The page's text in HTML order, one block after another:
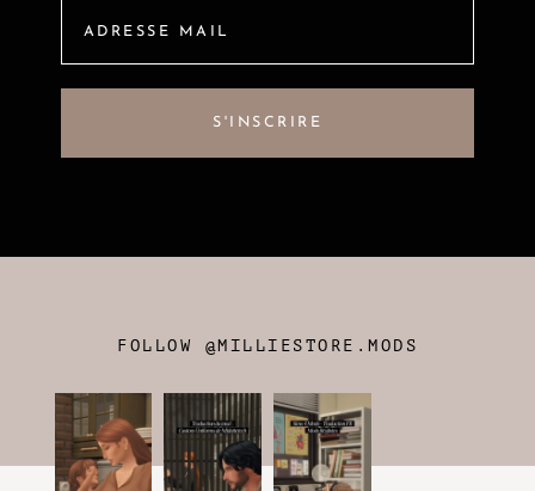
FOLLOW @MILLIESTORE.MODS